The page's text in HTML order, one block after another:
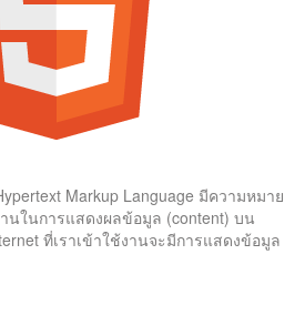
Markup Language มีความหมาย
นในการแสดงผลข้อมูล (content) บน
ที่เราเข้าใช้งานจะมีการแสดงข้อมูล